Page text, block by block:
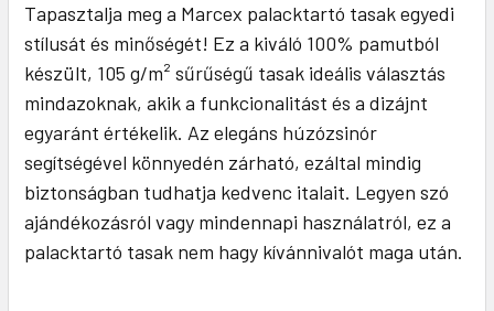
Tapasztalja meg a Marcex palacktartó tasak egyedi
stílusát és minőségét! Ez a kiváló 100% pamutból
készült, 105 g/m² sűrűségű tasak ideális választás
mindazoknak, akik a funkcionalitást és a dizájnt
egyaránt értékelik. Az elegáns húzózsinór
segítségével könnyedén zárható, ezáltal mindig
biztonságban tudhatja kedvenc italait. Legyen szó
ajándékozásról vagy mindennapi használatról, ez a
palacktartó tasak nem hagy kívánnivalót maga után.